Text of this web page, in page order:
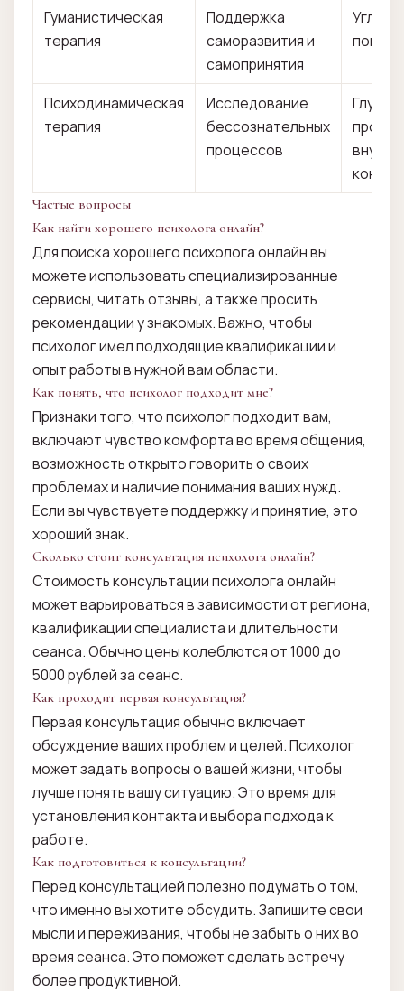
Гуманистическая
терапия
Поддержка
саморазвития и
самопринятия
Психодинамическая
терапия
Исследование
бессознательных
процессов
Частые вопросы
Как найти хорошего психолога онлайн?
Для поиска хорошего психолога онлайн вы
можете использовать специализированные
сервисы, читать отзывы, а также просить
рекомендации у знакомых. Важно, чтобы
психолог имел подходящие квалификации и
опыт работы в нужной вам области.
Как понять, что психолог подходит мне?
Признаки того, что психолог подходит вам,
включают чувство комфорта во время общения,
возможность открыто говорить о своих
проблемах и наличие понимания ваших нужд.
Если вы чувствуете поддержку и принятие, это
хороший знак.
Сколько стоит консультация психолога онлайн?
Стоимость консультации психолога онлайн
может варьироваться в зависимости от региона,
квалификации специалиста и длительности
сеанса. Обычно цены колеблются от 1000 до
5000 рублей за сеанс.
Как проходит первая консультация?
Первая консультация обычно включает
обсуждение ваших проблем и целей. Психолог
может задать вопросы о вашей жизни, чтобы
лучше понять вашу ситуацию. Это время для
установления контакта и выбора подхода к
работе.
Как подготовиться к консультации?
Перед консультацией полезно подумать о том,
что именно вы хотите обсудить. Запишите свои
мысли и переживания, чтобы не забыть о них во
время сеанса. Это поможет сделать встречу
более продуктивной.